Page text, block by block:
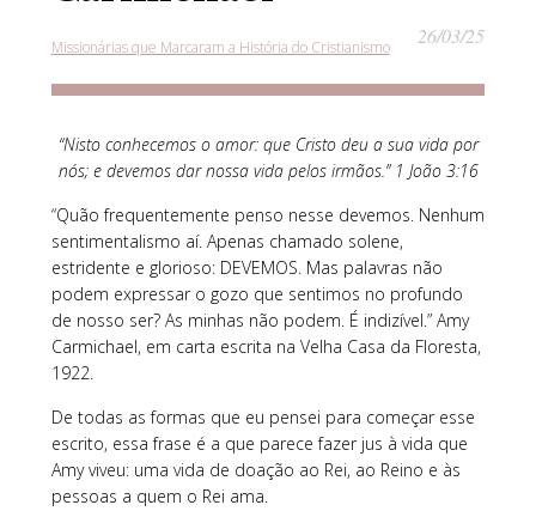
Missionárias que Marcaram a História do Cristianismo 26/03/25
“Nisto conhecemos o amor: que Cristo deu a sua vida por
nós; e devemos dar nossa vida pelos irmãos.” 1 João 3:16
“Quão frequentemente penso nesse devemos. Nenhum
sentimentalismo aí. Apenas chamado solene,
estridente e glorioso: DEVEMOS. Mas palavras não
podem expressar o gozo que sentimos no profundo
de nosso ser? As minhas não podem. É indizível.” Amy
Carmichael, em carta escrita na Velha Casa da Floresta,
1922.
De todas as formas que eu pensei para começar esse
escrito, essa frase é a que parece fazer jus à vida que
Amy viveu: uma vida de doação ao Rei, ao Reino e às
pessoas a quem o Rei ama.